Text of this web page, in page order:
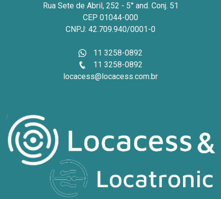
Rua Sete de Abril, 252 - 5° and. Conj. 51
CEP 01044-000
CNPJ: 42.709.940/0001-0
11 3258-0892
11 3258-0892
locacess@locacess.com.br